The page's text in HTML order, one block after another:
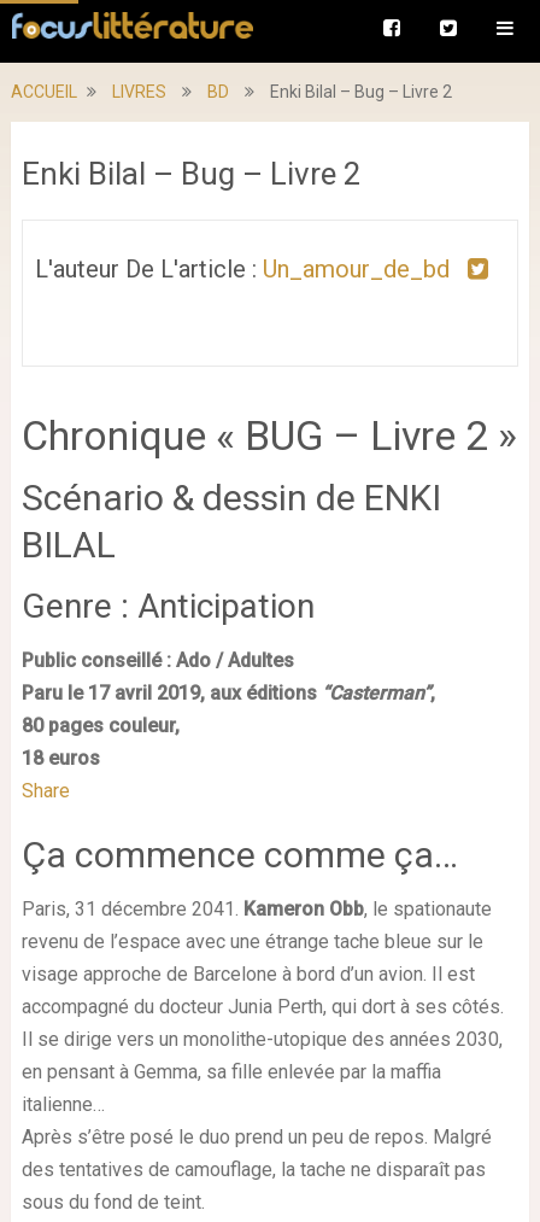
ACCUEIL LIVRES BD Enki Bilal – Bug – Livre 2
Enki Bilal – Bug – Livre 2
L'auteur De L'article : Un_amour_de_bd
Chronique « BUG – Livre 2 »
Scénario & dessin de ENKI
BILAL
Genre : Anticipation
Public conseillé : Ado / Adultes
Paru le 17 avril 2019, aux éditions “Casterman”,
80 pages couleur,
18 euros
Share
Ça commence comme ça…
Paris, 31 décembre 2041. Kameron Obb, le spationaute
revenu de l’espace avec une étrange tache bleue sur le
visage approche de Barcelone à bord d’un avion. Il est
accompagné du docteur Junia Perth, qui dort à ses côtés.
Il se dirige vers un monolithe-utopique des années 2030,
en pensant à Gemma, sa fille enlevée par la maffia
italienne…
Après s’être posé le duo prend un peu de repos. Malgré
des tentatives de camouflage, la tache ne disparaît pas
sous du fond de teint.